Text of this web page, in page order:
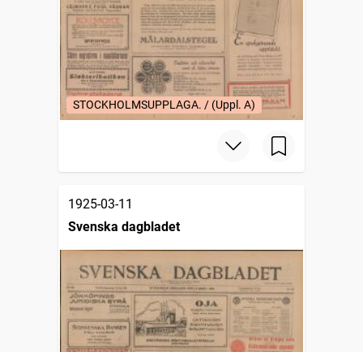
STOCKHOLMSUPPLAGA. / (Uppl. A)
1925-03-11
Svenska dagbladet